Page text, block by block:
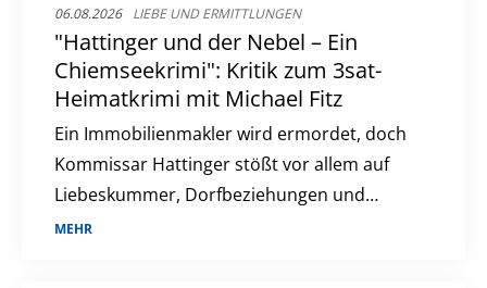
06.08.2026 LIEBE UND ERMITTLUNGEN
"Hattinger und der Nebel – Ein
Chiemseekrimi": Kritik zum 3sat-
Heimatkrimi mit Michael Fitz
Ein Immobilienmakler wird ermordet, doch
Kommissar Hattinger stößt vor allem auf
Liebeskummer, Dorfbeziehungen und
trügerische Idylle.
MEHR